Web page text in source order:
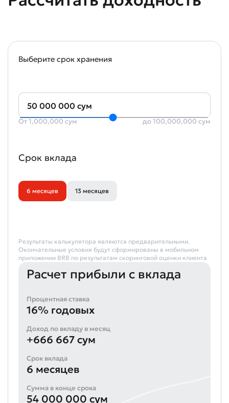
Выберите срок хранения
50 000 000 сум
От 1,000,000 сум до 100,000,000 сум
Срок вклада
6 месяцев 13 месяцев
Результаты калькулятора являются предварительными.
Окончательные условия будут сформированы в мобильном
приложении BRB по результатам скоринговой оценки клиента
Расчет прибыли с вклада
Процентная ставка
16% годовых
Доход по вкладу в месяц
+666 667 сум
Срок вклада
6 месяцев
Сумма в конце срока
54 000 000 сум